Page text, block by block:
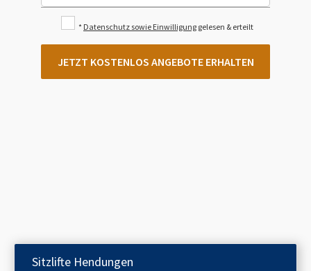
* Datenschutz sowie Einwilligung gelesen & erteilt
JETZT KOSTENLOS ANGEBOTE ERHALTEN
Sitzlifte Hendungen